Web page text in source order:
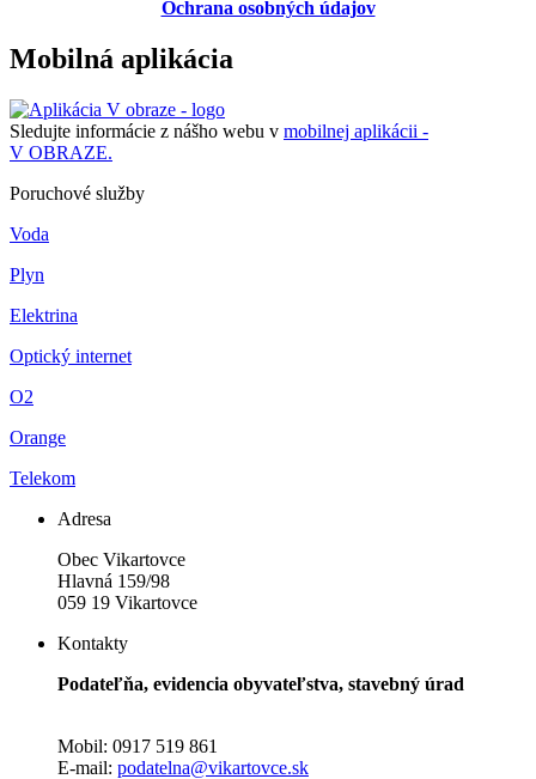
Ochrana osobných údajov
Mobilná aplikácia
Sledujte informácie z nášho webu v mobilnej aplikácii -
V OBRAZE.
Poruchové služby
Voda
Plyn
Elektrina
Optický internet
O2
Orange
Telekom
Adresa
Obec Vikartovce
Hlavná 159/98
059 19 Vikartovce
Kontakty
Podateľňa, evidencia obyvateľstva, stavebný úrad
Mobil: 0917 519 861
E-mail: podatelna@vikartovce.sk